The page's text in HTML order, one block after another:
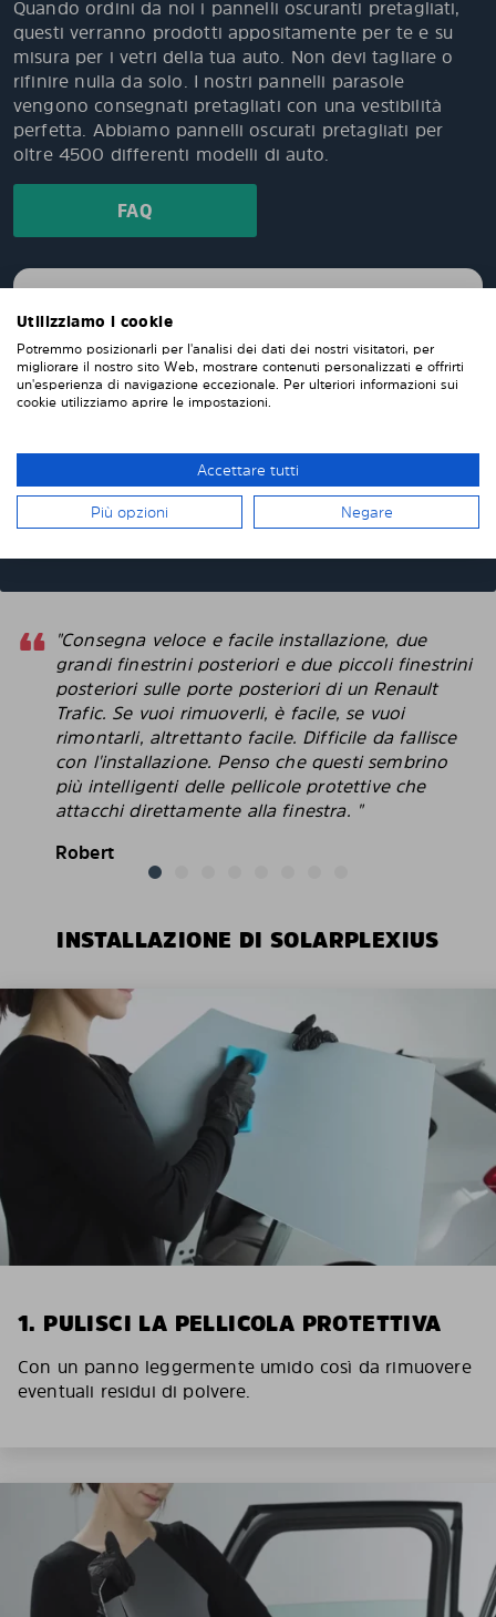
Quando ordini da noi i pannelli oscuranti pretagliati,
questi verranno prodotti appositamente per te e su
misura per i vetri della tua auto. Non devi tagliare o
rifinire nulla da solo. I nostri pannelli parasole
vengono consegnati pretagliati con una vestibilità
perfetta. Abbiamo pannelli oscurati pretagliati per
oltre 4500 differenti modelli di auto.
FAQ
Solarplexius?
È importante quale lato viene applicato?
Se installo solarplexius sui finestrini
ascendenti posteriori, quando tiro giù I
cristalli, I pannelli scendono assieme ai vetri?
"Consegna veloce e facile installazione, due
grandi finestrini posteriori e due piccoli finestrini
posteriori sulle porte posteriori di un Renault
Trafic. Se vuoi rimuoverli, è facile, se vuoi
rimontarli, altrettanto facile. Difficile da fallisce
con l'installazione. Penso che questi sembrino
più intelligenti delle pellicole protettive che
attacchi direttamente alla finestra. "
Robert
INSTALLAZIONE DI SOLARPLEXIUS
1. PULISCI LA PELLICOLA PROTETTIVA
Con un panno leggermente umido così da rimuovere
eventuali residui di polvere.
Utilizziamo i cookie
Potremmo posizionarli per l'analisi dei dati dei nostri visitatori, per
migliorare il nostro sito Web, mostrare contenuti personalizzati e offrirti
un'esperienza di navigazione eccezionale. Per ulteriori informazioni sui
cookie utilizziamo aprire le impostazioni.
Accettare tutti
Più opzioni Negare